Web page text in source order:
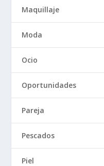
Maquillaje
Moda
Ocio
Oportunidades
Pareja
Pescados
Piel